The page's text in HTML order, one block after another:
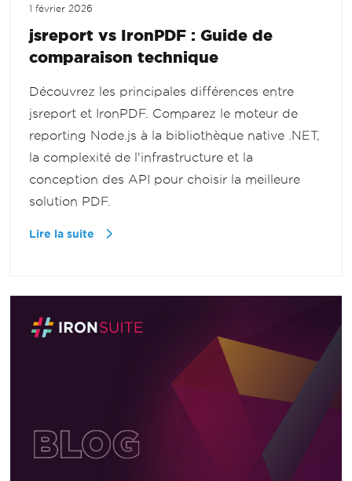
1 février 2026
jsreport vs IronPDF : Guide de
comparaison technique
Découvrez les principales différences entre
jsreport et IronPDF. Comparez le moteur de
reporting Node.js à la bibliothèque native .NET,
la complexité de l'infrastructure et la
conception des API pour choisir la meilleure
solution PDF.
Lire la suite